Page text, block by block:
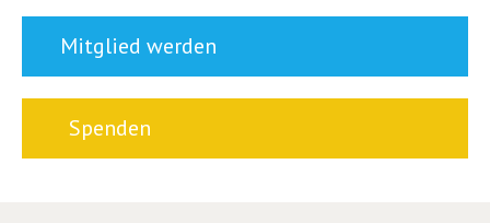
Mitglied werden
Spenden